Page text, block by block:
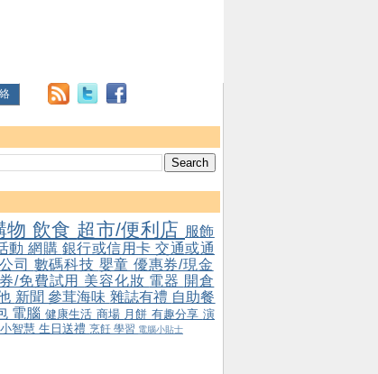
物 飲食 超市/便利店 服飾
動 網購 銀行或信用卡 交通或通
司 數碼科技 嬰童 優惠券/現金
/免費試用 美容化妝 電器 開倉
新聞參茸海味 雜誌有禮 自助餐
電腦 健康生活 商場 月餅 有趣分享 演
智慧 生日送禮 烹飪 學習 電腦小貼士